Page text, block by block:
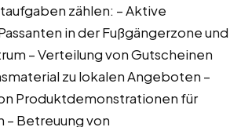
zählen: – Aktive
in der Fußgängerzone und
– Verteilung von Gutscheinen
zu lokalen Angeboten –
Produktdemonstrationen für
– Betreuung von